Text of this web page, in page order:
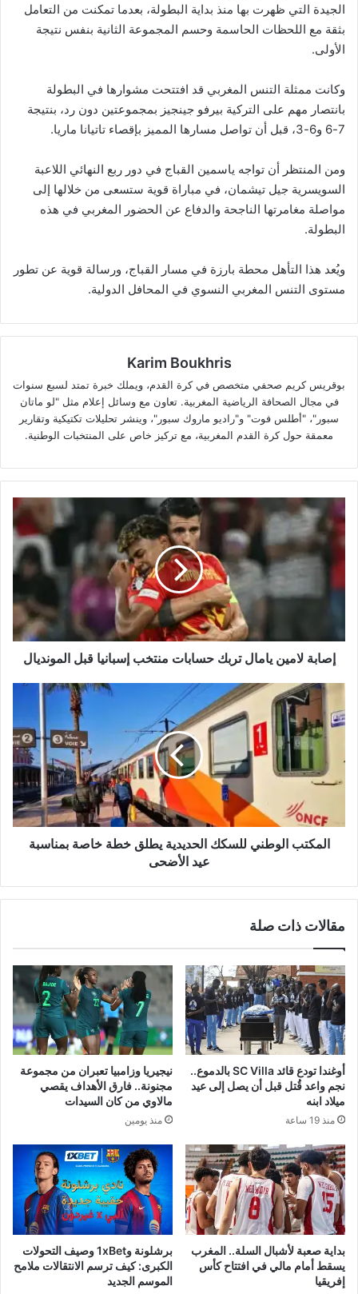
الجيدة التي ظهرت بها منذ بداية البطولة، بعدما تمكنت من التعامل
بثقة مع اللحظات الحاسمة وحسم المجموعة الثانية بنفس نتيجة
الأولى.
وكانت ممثلة التنس المغربي قد افتتحت مشوارها في البطولة
بانتصار مهم على التركية بيرفو جينجيز بمجموعتين دون رد، بنتيجة
7-6 و6-3، قبل أن تواصل مسارها المميز بإقصاء تاتيانا ماريا.
ومن المنتظر أن تواجه ياسمين القباج في دور ربع النهائي اللاعبة
السويسرية جيل تيشمان، في مباراة قوية ستسعى من خلالها إلى
مواصلة مغامرتها الناجحة والدفاع عن الحضور المغربي في هذه
البطولة.
ويُعد هذا التأهل محطة بارزة في مسار القباج، ورسالة قوية عن تطور
مستوى التنس المغربي النسوي في المحافل الدولية.
Karim Boukhris
بوقريس كريم صحفي متخصص في كرة القدم، ويملك خبرة تمتد لسبع سنوات
في مجال الصحافة الرياضية المغربية. تعاون مع وسائل إعلام مثل "لو ماتان
سبور"، "أطلس فوت" و"راديو ماروك سبور"، وينشر تحليلات تكتيكية وتقارير
معمقة حول كرة القدم المغربية، مع تركيز خاص على المنتخبات الوطنية.
إصابة
لامين
يامال
منتخب
المونديال
إصابة لامين يامال تربك حسابات منتخب إسبانيا قبل المونديال
المكتب
الوطني
للسكك
الحديدية
خطة
عيد
الأضحى
المكتب الوطني للسكك الحديدية يطلق خطة خاصة بمناسبة
عيد الأضحى
مقالات ذات صلة
أوغندا تودع قائد SC Villa بالدموع..
نجم واعد قُتل قبل أن يصل إلى عيد
ميلاد ابنه
منذ 19 ساعة
نيجيريا وزامبيا تعبران من مجموعة
مجنونة.. فارق الأهداف يقصي
مالاوي من كان السيدات
منذ يومين
بداية صعبة لأشبال السلة.. المغرب
يسقط أمام مالي في افتتاح كأس
إفريقيا
برشلونة و1xBet وصيف التحولات
الكبرى: كيف ترسم الانتقالات ملامح
الموسم الجديد